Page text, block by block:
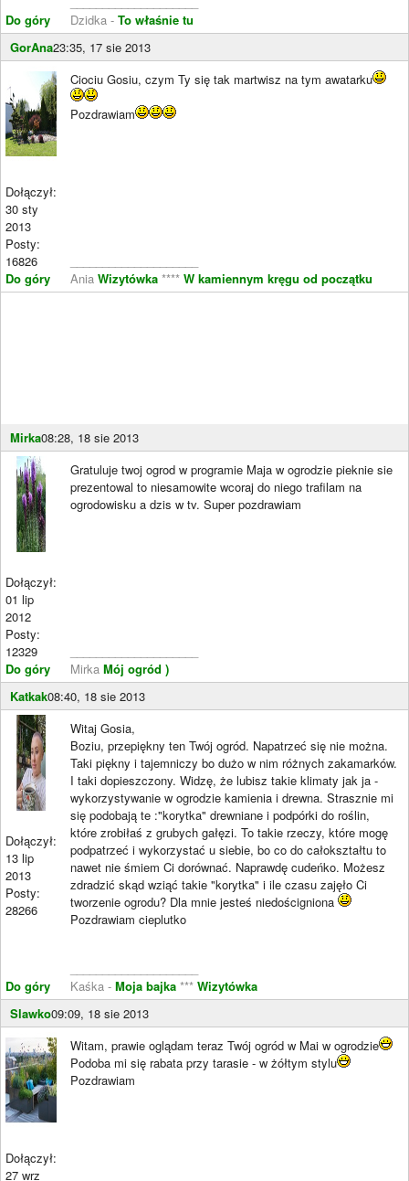
Do góry
Dzidka - To właśnie tu
GorAna23:35, 17 sie 2013
Dołączył:
30 sty
2013
Posty:
16826
Do góry
Ciociu Gosiu, czym Ty się tak martwisz na tym awatarku
Pozdrawiam
Ania Wizytówka **** W kamiennym kręgu od początku
Mirka08:28, 18 sie 2013
Dołączył:
01 lip
2012
Posty:
12329
Do góry
Gratuluje twoj ogrod w programie Maja w ogrodzie pieknie sie
prezentowal to niesamowite wcoraj do niego trafilam na
ogrodowisku a dzis w tv. Super pozdrawiam
Mirka Mój ogród )
Katkak08:40, 18 sie 2013
Dołączył:
13 lip
2013
Posty:
28266
Do góry
Witaj Gosia,
Boziu, przepiękny ten Twój ogród. Napatrzeć się nie można.
Taki piękny i tajemniczy bo dużo w nim różnych zakamarków.
I taki dopieszczony. Widzę, że lubisz takie klimaty jak ja -
wykorzystywanie w ogrodzie kamienia i drewna. Strasznie mi
się podobają te :"korytka" drewniane i podpórki do roślin,
które zrobiłaś z grubych gałęzi. To takie rzeczy, które mogę
podpatrzeć i wykorzystać u siebie, bo co do całokształtu to
nawet nie śmiem Ci dorównać. Naprawdę cudeńko. Możesz
zdradzić skąd wziąć takie "korytka" i ile czasu zajęło Ci
tworzenie ogrodu? Dla mnie jesteś niedościgniona
Pozdrawiam cieplutko
Kaśka - Moja bajka *** Wizytówka
Slawko09:09, 18 sie 2013
Dołączył:
27 wrz
Witam, prawie oglądam teraz Twój ogród w Mai w ogrodzie
Podoba mi się rabata przy tarasie - w żółtym stylu
Pozdrawiam